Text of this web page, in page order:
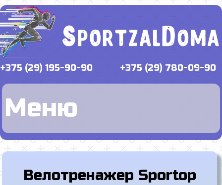
+375 (29) 195-90-90 +375 (29) 780-09-90
Меню
Велотренажер Sportop